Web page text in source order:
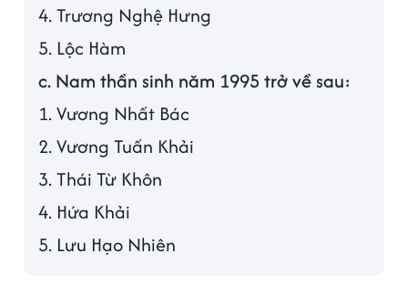
4. Trương Nghệ Hưng
5. Lộc Hàm
c. Nam thần sinh năm 1995 trở về sau:
1. Vương Nhất Bác
2. Vương Tuấn Khải
3. Thái Từ Khôn
4. Hứa Khải
5. Lưu Hạo Nhiên